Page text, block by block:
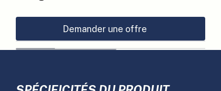
Demander une offre